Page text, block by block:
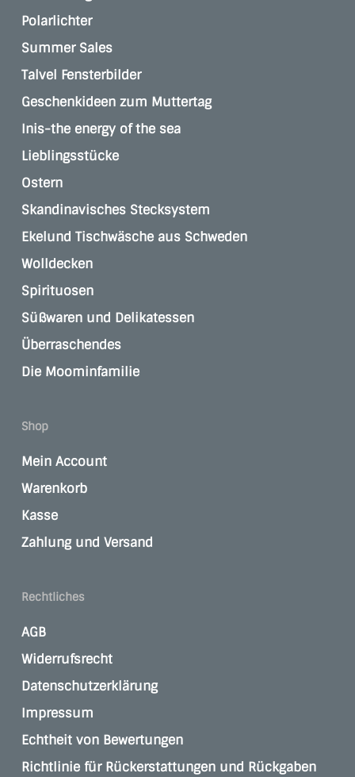
Polarlichter
Summer Sales
Talvel Fensterbilder
Geschenkideen zum Muttertag
Inis-the energy of the sea
Lieblingsstücke
Ostern
Skandinavisches Stecksystem
Ekelund Tischwäsche aus Schweden
Wolldecken
Spirituosen
Süßwaren und Delikatessen
Überraschendes
Die Moominfamilie
Shop
Mein Account
Warenkorb
Kasse
Zahlung und Versand
Rechtliches
AGB
Widerrufsrecht
Datenschutzerklärung
Impressum
Echtheit von Bewertungen
Richtlinie für Rückerstattungen und Rückgaben